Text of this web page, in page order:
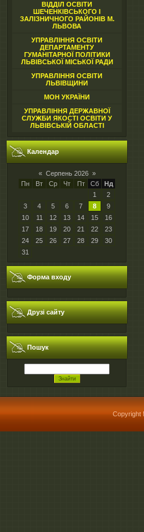
ВІДДІЛ ОСВІТИ
ШЕЧЕНКІВСЬКОГО І
ЗАЛІЗНИЧНОГО РАЙОНІВ М.
ЛЬВОВА
УПРАВЛІННЯ ОСВІТИ
ДЕПАРТАМЕНТУ
ГУМАНІТАРНОЇ ПОЛІТИКИ
ЛЬВІВСЬКОЇ МІСЬКОЇ РАДИ
УПРАВЛІННЯ ОСВІТИ
ЛЬВІВЩИНИ
МОН УКРАЇНИ
УПРАВЛІННЯ ДЕРЖАВНОЇ
СЛУЖБИ ЯКОСТІ ОСВІТИ У
ЛЬВІВСЬКІЙ ОБЛАСТІ
Календар
« Серпень 2026 »
Пн
Вт Ср Чт Пт Сб
Нд
1
2
3
4 5 6 7 8
9
10
11 12 13 14 15
16
17
18 19 20 21 22
23
24
25 26 27 28 29
30
31
Форма входу
Друзі сайту
Пошук
Copyright